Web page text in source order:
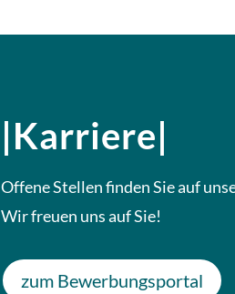
|Karriere|
Offene Stellen finden Sie auf
Wir freuen uns auf Sie!
zum Bewerbungsportal